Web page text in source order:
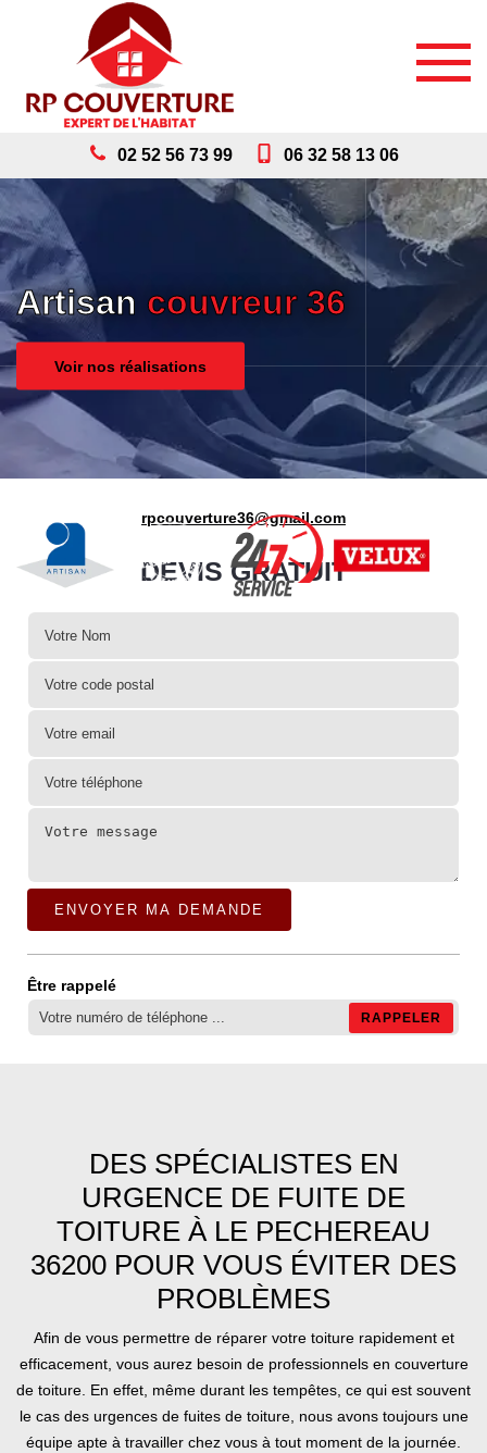
02 52 56 73 99 06 32 58 13 06
Artisan couvreur 36
Voir nos réalisations
rpcouverture36@gmail.com
DEVIS GRATUIT
Être rappelé
DES SPÉCIALISTES EN
URGENCE DE FUITE DE
TOITURE À LE PECHEREAU
36200 POUR VOUS ÉVITER DES
PROBLÈMES
Afin de vous permettre de réparer votre toiture rapidement et
efficacement, vous aurez besoin de professionnels en couverture
de toiture. En effet, même durant les tempêtes, ce qui est souvent
le cas des urgences de fuites de toiture, nous avons toujours une
équipe apte à travailler chez vous à tout moment de la journée.